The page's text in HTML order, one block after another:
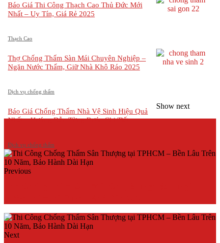
Báo Giá Thi Công Thạch Cao Thủ Đức Mới
Nhất – Uy Tín, Giá Rẻ 2025
Thạch Cao
Thợ Chống Thấm Sàn Mái Chuyên Nghiệp –
Ngăn Nước Thấm, Giữ Nhà Khô Ráo 2025
Dịch vụ chống thấm
Báo Giá Chống Thấm Nhà Vệ Sinh Hiệu Quả
Nhất – Hướng Dẫn Từng Bước Chi Tiết
Dịch vụ chống thấm
Show next
Previous
Next